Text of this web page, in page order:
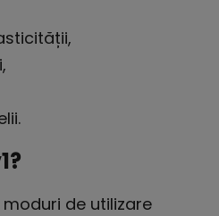
de utilizare